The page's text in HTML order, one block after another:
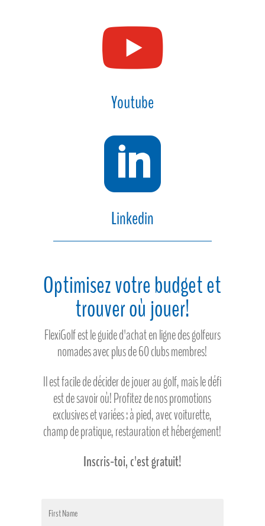

Youtube

Linkedin
Optimisez votre budget et
trouver où jouer!
FlexiGolf est le guide d'achat en ligne des golfeurs
nomades avec plus de 60 clubs membres!
Il est facile de décider de jouer au golf, mais le défi
est de savoir où! Profitez de nos promotions
exclusives et variées : à pied, avec voiturette,
champ de pratique, restauration et hébergement!
Inscris-toi, c'est gratuit!